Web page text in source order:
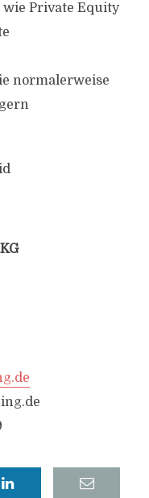
Private Equity
normalerweise